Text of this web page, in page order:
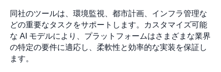
同社のツールは、環境監視、都市計画、インフラ管理な
どの重要なタスクをサポートします。カスタマイズ可能
な AI モデルにより、プラットフォームはさまざまな業界
の特定の要件に適応し、柔軟性と効率的な実装を保証し
ます。